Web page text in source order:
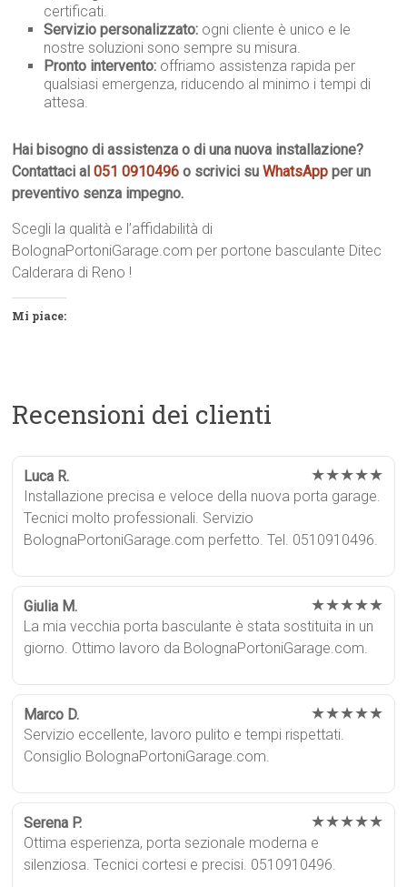
certificati.
Servizio personalizzato: ogni cliente è unico e le
nostre soluzioni sono sempre su misura.
Pronto intervento: offriamo assistenza rapida per
qualsiasi emergenza, riducendo al minimo i tempi di
attesa.
Hai bisogno di assistenza o di una nuova installazione?
Contattaci al051 0910496 o scrivici suWhatsApp per un
preventivo senza impegno.
Scegli la qualità e l’affidabilità di
BolognaPortoniGarage.com per portone basculante Ditec
Calderara di Reno !
Mi piace:
Recensioni dei clienti
Luca R. ★★★★★
Installazione precisa e veloce della nuova porta garage.
Tecnici molto professionali. Servizio
BolognaPortoniGarage.com perfetto. Tel. 0510910496.
Giulia M. ★★★★★
La mia vecchia porta basculante è stata sostituita in un
giorno. Ottimo lavoro da BolognaPortoniGarage.com.
Marco D. ★★★★★
Servizio eccellente, lavoro pulito e tempi rispettati.
Consiglio BolognaPortoniGarage.com.
Serena P. ★★★★★
Ottima esperienza, porta sezionale moderna e
silenziosa. Tecnici cortesi e precisi. 0510910496.